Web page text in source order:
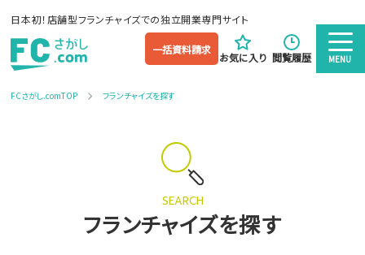
日本初！店舗型フランチャイズでの独立開業専門サイト
一括資料請求
お気に入り 閲覧履歴 MENU
FCさがし.comTOP フランチャイズを探す
SEARCH
フランチャイズを探す